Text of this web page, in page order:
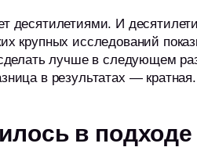
десятилетиями. И
крупных исследований
лучше в следующем
в результатах — кратная.
в